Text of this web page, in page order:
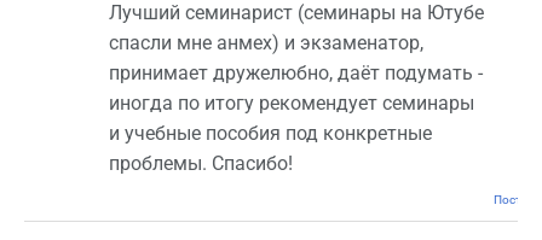
Лучший семинарист (семинары на Ютубе
спасли мне анмех) и экзаменатор,
принимает дружелюбно, даёт подумать -
иногда по итогу рекомендует семинары
и учебные пособия под конкретные
проблемы. Спасибо!